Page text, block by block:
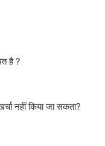
है ?
नहीं किया जा सकता?